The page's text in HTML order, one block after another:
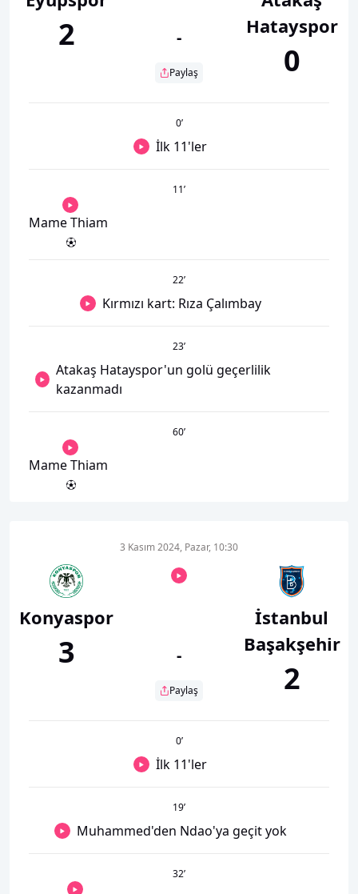
2 -
Paylaş
Hatayspor
0
0’
İlk 11'ler
11’
Mame Thiam
22’
Kırmızı kart: Rıza Çalımbay
23’
Atakaş Hatayspor'un golü geçerlilik
kazanmadı
60’
Mame Thiam
Konyaspor
3
3 Kasım 2024, Pazar, 10:30
-
Paylaş
İstanbul
Başakşehir
2
0’
İlk 11'ler
19’
Muhammed'den Ndao'ya geçit yok
32’